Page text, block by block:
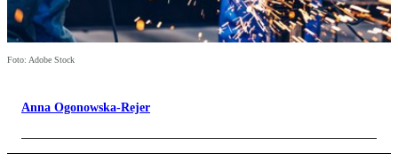
Foto: Adobe Stock
Anna Ogonowska-Rejer